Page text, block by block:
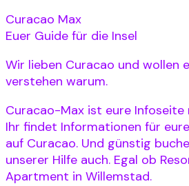
Curacao Max
Euer Guide für die Insel
Wir lieben Curacao und wollen
verstehen warum.
Curacao-Max ist eure Infoseite
Ihr findet Informationen für
auf Curacao. Und günstig
unserer Hilfe auch. Egal ob
Apartment in Willemstad.